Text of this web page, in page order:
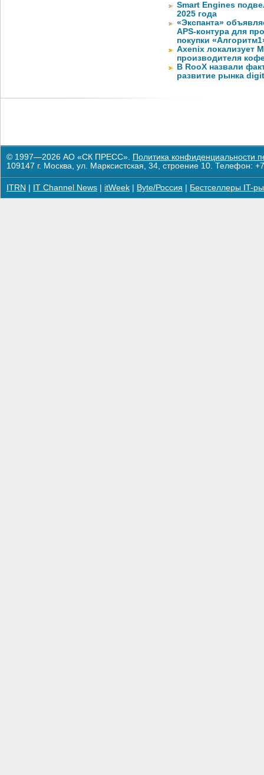
Smart Engines
2025 года
«Экспанта»
APS-контура для
покупки
Axenix локализует
производителя
В RooX назвали
развитие рынка
© 1997—2026 АО «СК ПРЕСС». Политика конфиденциальности
109147 г. Москва, ул. Марксистская, 34, строение 10. Телефон:
ITRN IT Channel News itWeek Byte/Россия Бестселлеры IT-